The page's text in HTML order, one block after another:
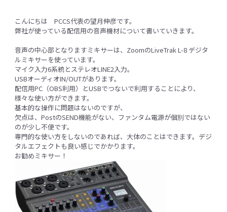
こんにちは PCCS代表の望月伸彦です。
弊社が使っている配信用の音声機材について書いていきます。
音声の中心部となりますミキサーは、ZoomのLiveTrak L-8 デジタ
ルミキサーを使っています。
マイク入力6系統とステレオLINE2入力。
USBオーディオIN/OUTがあります。
配信用PC（OBS利用）とUSBでつないで利用することにより、
様々な使い方ができます。
基本的な操作に問題はないのですが、
欠点は、PostのSEND機能がない、ファンタム電源が個別ではない
のが少し不便です。
専門的な使い方をしないのであれば、大体のことはできます。デジ
タルエフェクトも良い感じでかかります。
お勧めミキサー！